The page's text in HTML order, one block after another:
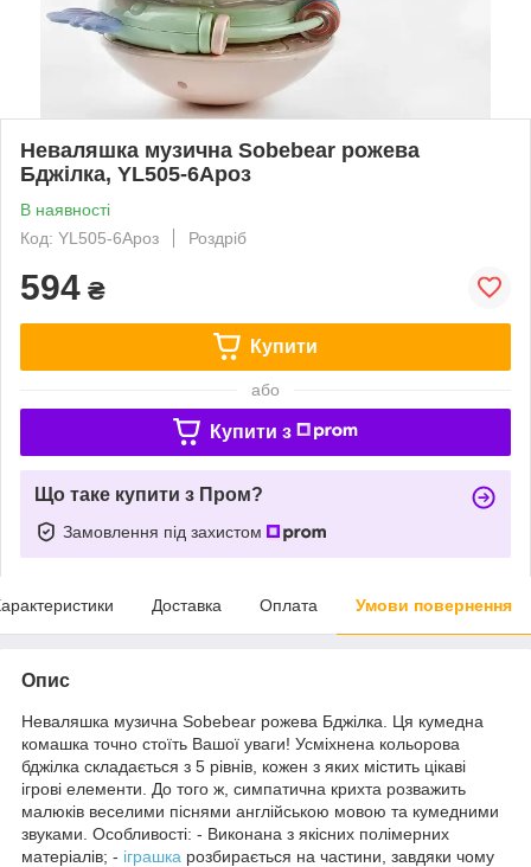
Неваляшка музична Sobebear рожева
Бджілка, YL505-6Aроз
В наявності
Код: YL505-6Aроз
Роздріб
594 ₴
Купити
або
Купити з
Що таке купити з Пром?
Замовлення під захистом
Доставка Оплата Умови повернення
Опис
Неваляшка музична Sobebear рожева Бджілка. Ця кумедна
комашка точно стоїть Вашої уваги! Усміхнена кольорова
бджілка складається з 5 рівнів, кожен з яких містить цікаві
ігрові елементи. До того ж, симпатична крихта розважить
малюків веселими піснями англійською мовою та кумедними
звуками. Особливості: - Виконана з якісних полімерних
матеріалів; - іграшка розбирається на частини, завдяки чому